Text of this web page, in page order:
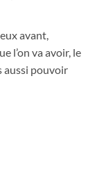
avant,
l’on va avoir, le
aussi pouvoir